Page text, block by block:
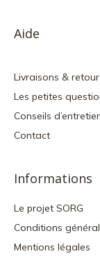
Aide
Livraisons &
Les petites
Conseils
Contact
Informations
Le projet SORG
Conditions
Mentions légales